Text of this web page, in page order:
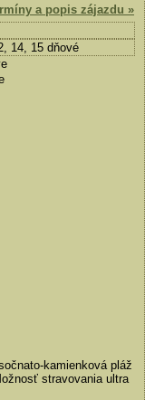
a popis zájazdu »
14, 15 dňové
kamienková pláž
stravovania ultra